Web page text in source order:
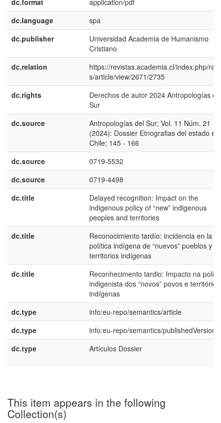
dc.format
application/pdf
dc.language
spa
dc.publisher
Universidad Academia de Humanismo
Cristiano
dc.relation
https://revistas.academia.cl/index.php/
s/article/view/2671/2735
dc.rights
Derechos de autor 2024 Antropologías
Sur
dc.source
Antropologías del Sur; Vol. 11 Núm. 21
(2024): Dossier Etnografias del estado en
Chile; 145 - 166
dc.source
0719-5532
dc.source
0719-4498
dc.title
Delayed recognition: Impact on the
indigenous policy of “new” indigenous
peoples and territories
dc.title
Reconocimiento tardío: incidencia en la
política indígena de “nuevos” pueblos y
territorios indígenas
dc.title
Reconhecimento tardio: Impacto na
indigenista dos “novos” povos e territórios
indígenas
dc.type
info:eu-repo/semantics/article
dc.type
info:eu-repo/semantics/publishedVersion
dc.type
Artículos Dossier
This item appears in the following
Collection(s)